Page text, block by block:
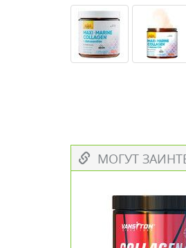
МОГУТ